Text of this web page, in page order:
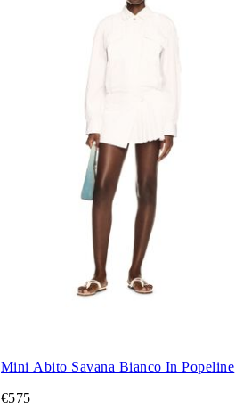
Mini Abito Savana Bianco In Popeline
€575